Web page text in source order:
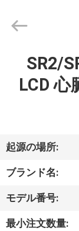
品
わ
た
2026
Reserved.
SR2/
LCD
起源の場所:
ブランド名:
モデル番号:
最小注文数量: